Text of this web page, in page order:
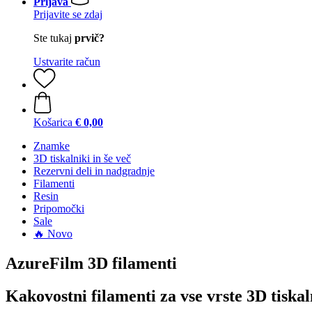
Prijavite se zdaj
Ste tukaj prvič?
Ustvarite račun
Košarica € 0,00
Znamke
3D tiskalniki in še več
Rezervni deli in nadgradnje
Filamenti
Resin
Pripomočki
Sale
🔥 Novo
AzureFilm 3D filamenti
Kakovostni filamenti za vse vrste 3D